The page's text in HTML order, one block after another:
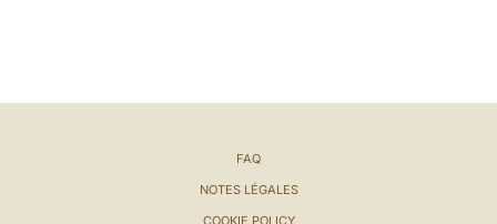
FAQ
NOTES LÉGALES
COOKIE POLICY